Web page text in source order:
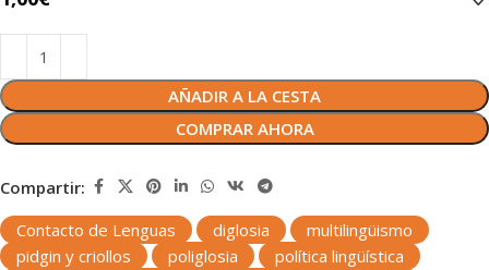
AÑADIR A LA CESTA
COMPRAR AHORA
Compartir:
Contacto de Lenguas
diglosia
multilingüismo
pidgin y criollos
poliglosia
política lingüística